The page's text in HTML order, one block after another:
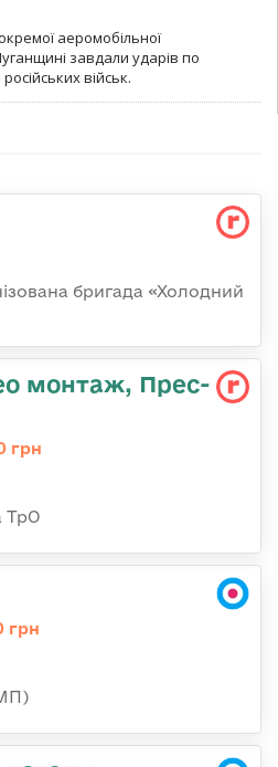
аеромобільної
завдали ударів по
військ.
бригада «Холодний
монтаж, Прес-
грн
ТрО
грн